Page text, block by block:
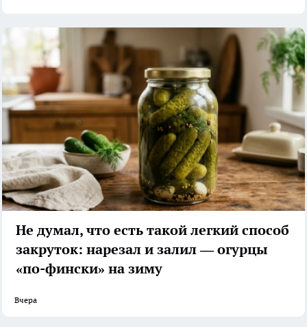
Не думал, что есть такой легкий способ
закруток: нарезал и залил — огурцы
«по-фински» на зиму
Вчера